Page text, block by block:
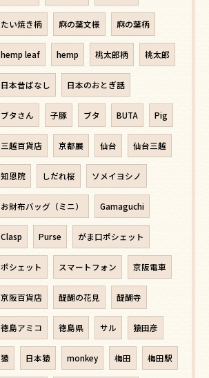
たい焼き柄 麻の葉文様 麻の葉柄
hemp leaf hemp 桃太郎柄 桃太郎
日本昔ばなし 日本のおとぎ話
ブタさん 子豚 ブタ BUTA Pig
三越百貨店 京都展 仙台 仙台三越
知恩院 しだれ桜 ソメイヨシノ
お財布バッグ（ミニ） Gamaguchi
Clasp Purse がま口ポシェット
ポシェット スマートフォン 京阪電車
京阪百貨店 醍醐の花見 醍醐寺
徳島アミコ 徳島県 サル 猿田彦
猿 日本猿 monkey 梅田 梅田駅